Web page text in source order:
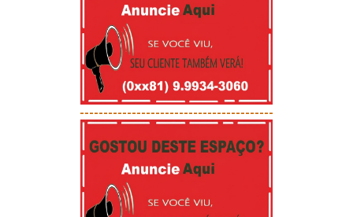
-----------------------------------------